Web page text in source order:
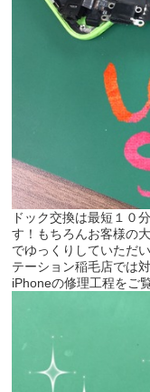
ドック交換は最短１０
す！もちろんお客様の
でゆっくりしていただ
テーション稲毛店では
iPhoneの修理工程をご